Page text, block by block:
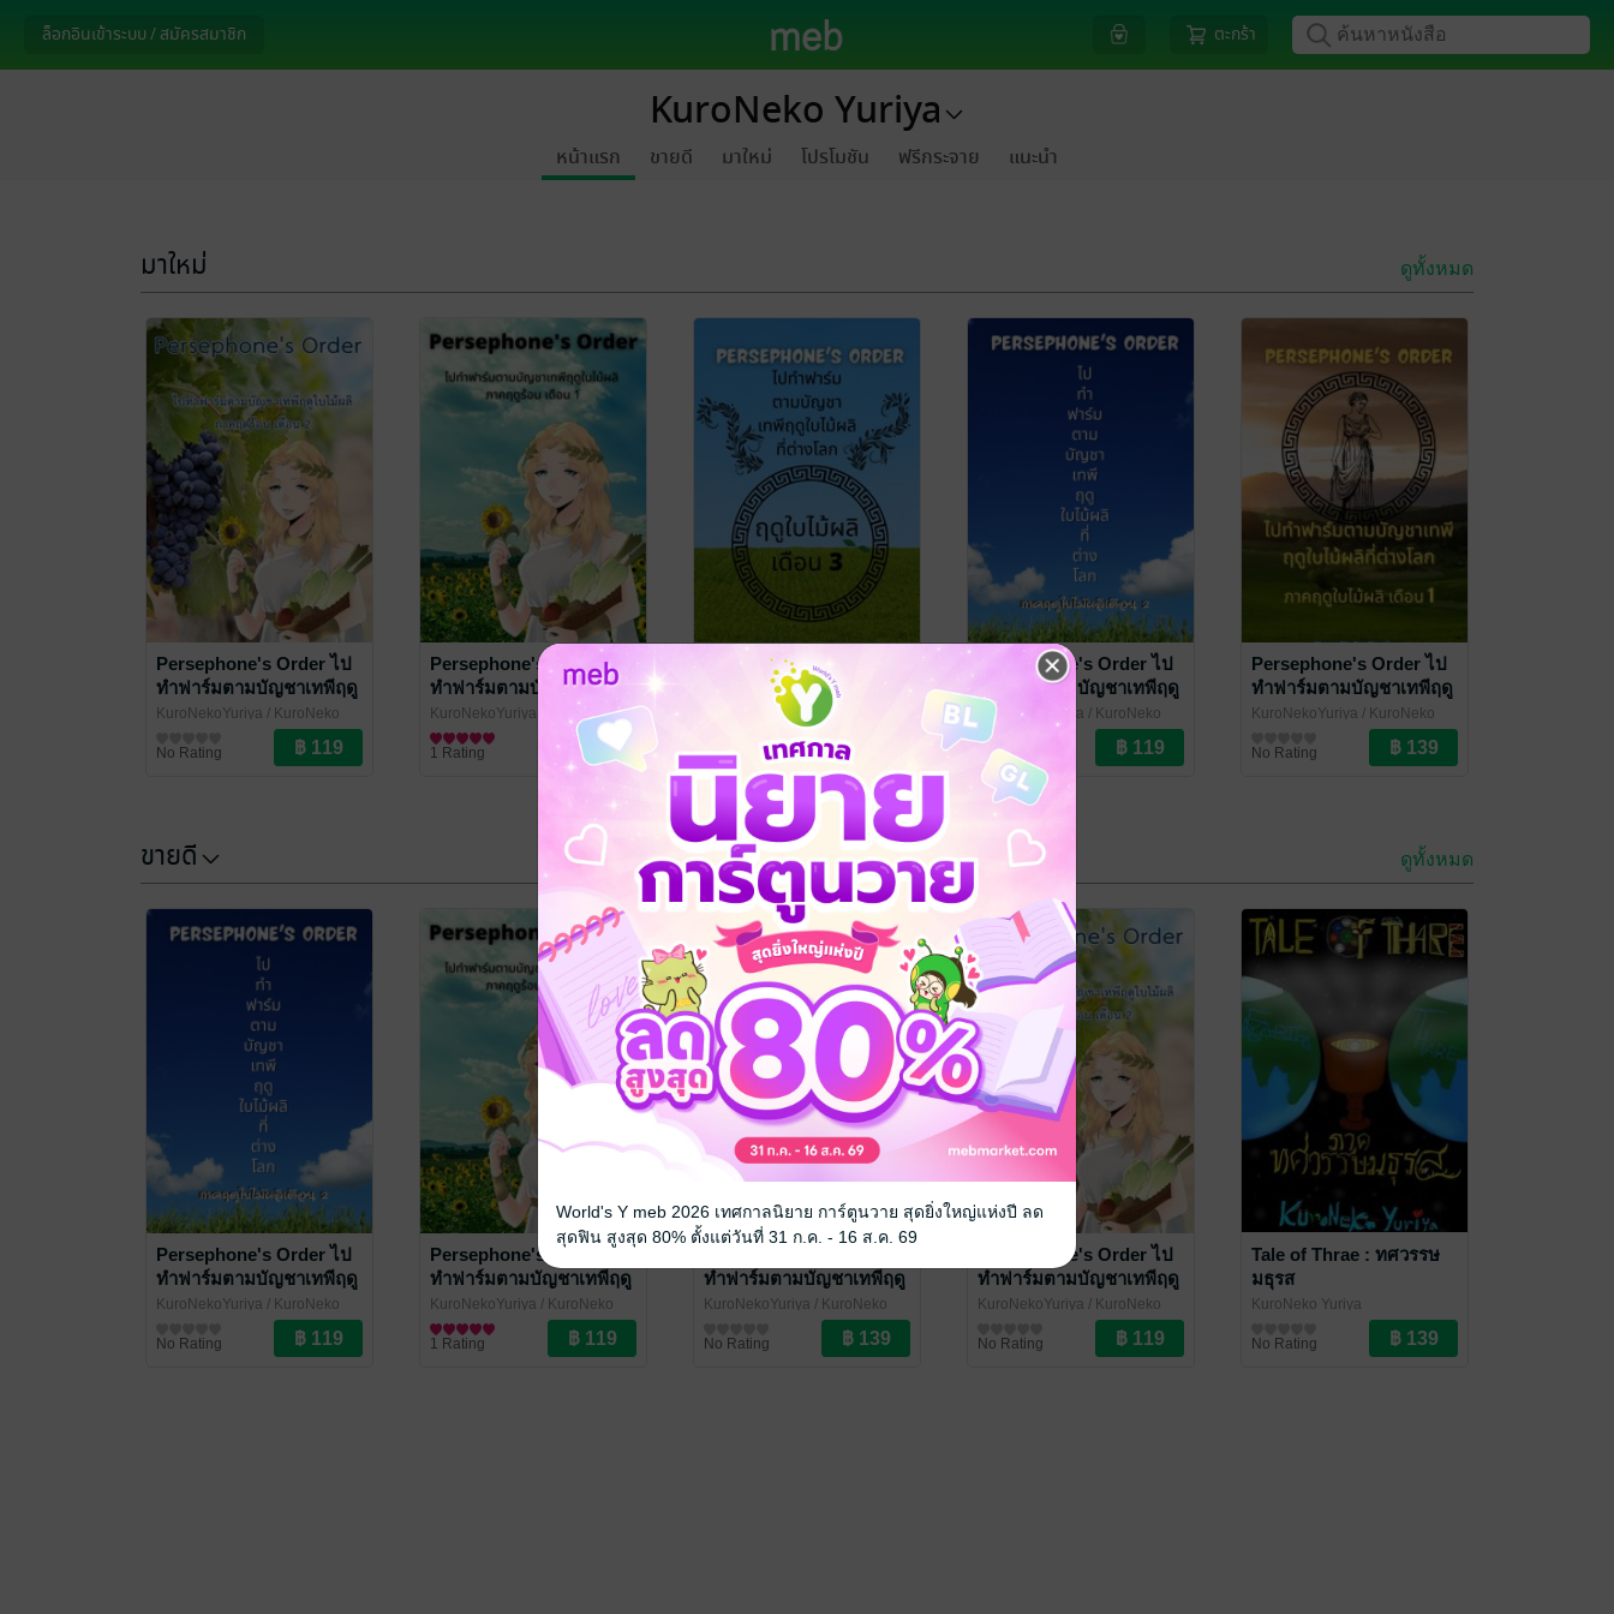
ล็อกอินเข้าระบบ / สมัครสมาชิก ตะกร้า
KuroNeko Yuriya
หน้าแรก ขายดี มาใหม่ โปรโมชัน ฟรีกระจาย แนะนำ
มาใหม่ ดูทั้งหมด
Persephone's Order ไป
ทำฟาร์มตามบัญชาเทพีฤดู
ใบไม้ผลิ ภาคร้อน เดือน 2
KuroNekoYuriya / KuroNeko
No Rating
Persephone's Order ไป
ทำฟาร์มตามบัญชาเทพีฤดู
ใบไม้ผลิ ภาคร้อน เดือน 1
KuroNekoYuriya / KuroNeko
Yuriya
นิยายแฟนตาซี
1 Rating
Persephone's Order ไป
ทำฟาร์มตามบัญชาเทพีฤดู
ใบไม้ผลิ ภาคฤดูใบไม้ผลิ
KuroNekoYuriya / KuroNeko
No Rating
Persephone's Order ไป
ทำฟาร์มตามบัญชาเทพีฤดู
ใบไม้ผลิ ภาคฤดูใบไม้ผลิ
เดือน 2
KuroNekoYuriya / KuroNeko
Yuriya
นิยายแฟนตาซี
No Rating
Persephone's Order ไป
ทำฟาร์มตามบัญชาเทพีฤดู
ใบไม้ผลิ ภาคฤดูใบไม้ผลิ
KuroNekoYuriya / KuroNeko
No Rating
ขายดี ดูทั้งหมด
Persephone's Order ไป
ทำฟาร์มตามบัญชาเทพีฤดู
ใบไม้ผลิ ภาคฤดูใบไม้ผลิ
KuroNekoYuriya / KuroNeko
No Rating
Persephone's Order ไป
ทำฟาร์มตามบัญชาเทพีฤดู
ใบไม้ผลิ ภาคร้อน เดือน 1
KuroNekoYuriya / KuroNeko
Yuriya
นิยายแฟนตาซี
1 Rating
ทำฟาร์มตามบัญชาเทพีฤดู
ใบไม้ผลิ ภาคฤดูใบไม้ผลิ
KuroNekoYuriya / KuroNeko
No Rating
Persephone's Order ไป
ทำฟาร์มตามบัญชาเทพีฤดู
ใบไม้ผลิ ภาคร้อน เดือน 2
KuroNekoYuriya / KuroNeko
No Rating
Tale of Thrae : ทศวรรษ
มธุรส
KuroNeko Yuriya
นิยาย Girl Love/Yuri
No Rating
World's Y meb 2026 เทศกาลนิยาย การ์ตูนวาย สุดยิ่งใหญ่แห่งปี ลด
สุดฟิน สูงสุด 80% ตั้งแต่วันที่ 31 ก.ค. - 16 ส.ค. 69